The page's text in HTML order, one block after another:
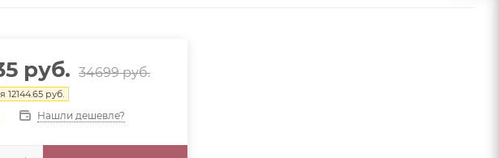
руб. 34699руб.
12144.65 руб.
Нашли дешевле?